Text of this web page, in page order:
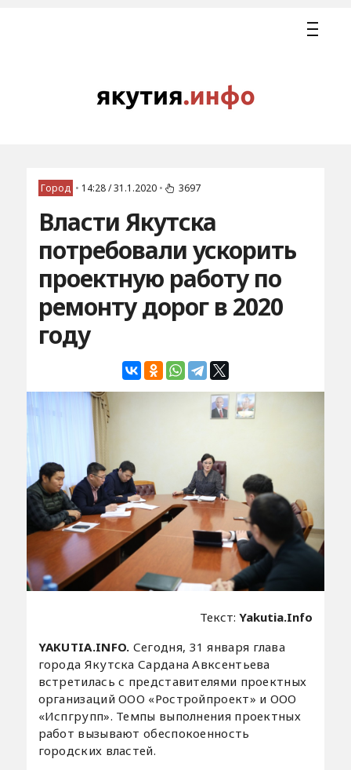
Город • 14:28 / 31.1.2020 • 3697
Власти Якутска
потребовали ускорить
проектную работу по
ремонту дорог в 2020
году
Текст:Yakutia.Info
YAKUTIA.INFO. Сегодня, 31 января глава
города Якутска Сардана Авксентьева
встретилась с представителями проектных
организаций ООО «Ростройпроект» и ООО
«Испгрупп». Темпы выполнения проектных
работ вызывают обеспокоенность
городских властей.